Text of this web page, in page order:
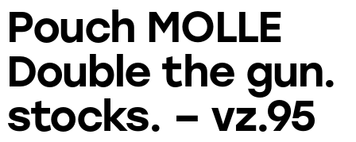
Pouch MOLLE
Double the gun.
stocks. – vz.95